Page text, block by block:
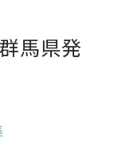
馬県発